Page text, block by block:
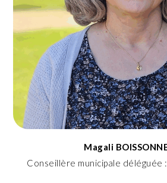
Magali
Conseillère municipale déléguée